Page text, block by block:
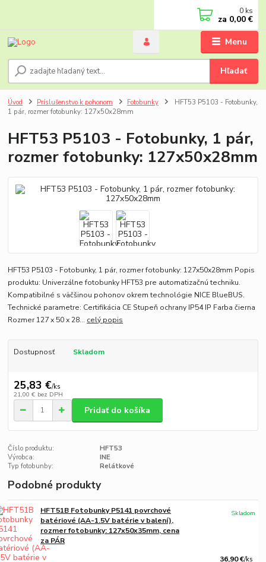
Menu
Hľadať
0 ks
za 0,00 €
Úvod Príslušenstvo k pohonom Fotobunky
HFT53 P5103 - Fotobunky,
1 pár, rozmer fotobunky: 127x50x28mm
HFT53 P5103 - Fotobunky, 1 pár,
rozmer fotobunky: 127x50x28mm
HFT53 P5103 - Fotobunky, 1 pár, rozmer fotobunky: 127x50x28mm Popis
produktu: Univerzálne fotobunky HFT53 pre automatizačnú techniku.
Kompatibilné s väčšinou pohonov okrem technológie NICE BlueBUS.
Technické parametre: Certifikácia CE Stupeň ochrany IP54 IP Farba čierna
Rozmer 127 x 50 x 28... celý popis
Dostupnosť Skladom
25,83 €/ks
21,00 € bez DPH
Pridať do košíka
Číslo produktu:
HFT53
Výrobca:
INE
Typ fotobunby:
Relátkové
Podobné produkty
HFT51B Fotobunky P5141 povrchové
batériové (AA-1.5V batérie v balení),
rozmer fotobunky: 127x50x35mm, cena
za PÁR
36,90 €/ks
Skladom